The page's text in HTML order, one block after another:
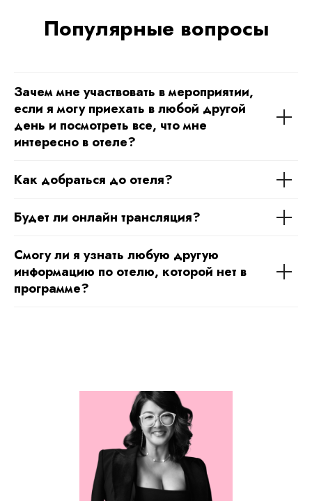
Популярные вопросы
Зачем мне участвовать в мероприятии,
если я могу приехать в любой другой
день и посмотреть все, что мне
интересно в отеле?
Как добраться до отеля?
Будет ли онлайн трансляция?
Смогу ли я узнать любую другую
информацию по отелю, которой нет в
программе?